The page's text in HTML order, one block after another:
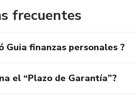
frecuentes
Guia finanzas personales ?
el “Plazo de Garantía”?